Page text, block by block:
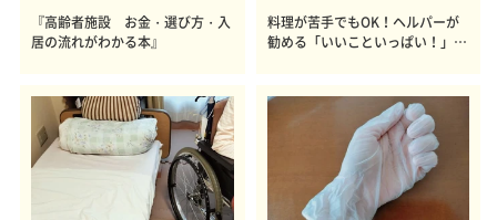
『高齢者施設 お金・選び方・入
居の流れがわかる本』
料理が苦手でもOK！ヘルパーが
勧める「いいこといっぱい！」の